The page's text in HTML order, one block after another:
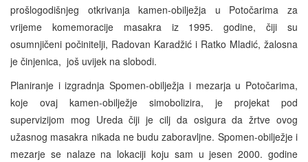
prošlogodišnjeg otkrivanja kamen-obilježja u Potočarima za
vrijeme komemoracije masakra iz 1995. godine, čiji su
osumnjičeni počinitelji, Radovan Karadžić i Ratko Mladić, žalosna
je činjenica, još uvijek na slobodi.
Planiranje i izgradnja Spomen-obilježja i mezarja u Potočarima,
koje ovaj kamen-obilježje simobolizira, je projekat pod
supervizijom mog Ureda čiji je cilj da osigura da žrtve ovog
užasnog masakra nikada ne budu zaboravljne. Spomen-obilježje i
mezarje se nalaze na lokaciji koju sam u jesen 2000. godine